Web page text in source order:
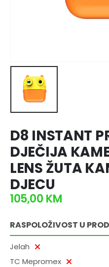
D8 INSTANT
DJEČIJA
LENS ŽUTA
DJECU
105,00 KM
RASPOLOŽIVOST U
Jelah
TC Mepromex